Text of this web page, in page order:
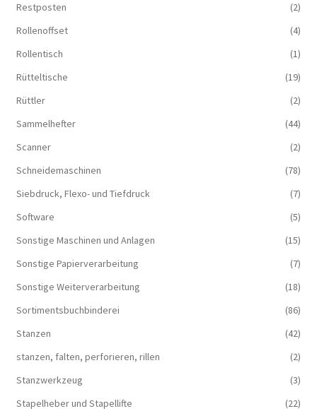
Restposten
(2)
Rollenoffset
(4)
Rollentisch
(1)
Rütteltische
(19)
Rüttler
(2)
Sammelhefter
(44)
Scanner
(2)
Schneidemaschinen
(78)
Siebdruck, Flexo- und Tiefdruck
(7)
Software
(5)
Sonstige Maschinen und Anlagen
(15)
Sonstige Papierverarbeitung
(7)
Sonstige Weiterverarbeitung
(18)
Sortimentsbuchbinderei
(86)
Stanzen
(42)
stanzen, falten, perforieren, rillen
(2)
Stanzwerkzeug
(3)
Stapelheber und Stapellifte
(22)